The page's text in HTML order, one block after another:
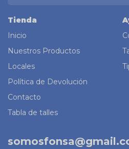
Tienda
Inicio
Nuestros Productos
Locales
Política de Devolución
Contacto
Tabla de talles